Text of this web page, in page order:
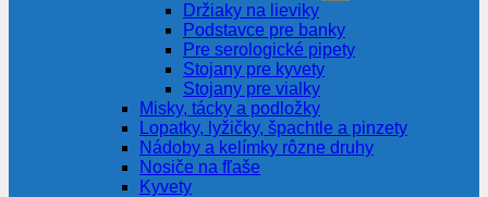
Držiaky na lieviky
Podstavce pre banky
Pre serologické pipety
Stojany pre kyvety
Stojany pre vialky
Misky, tácky a podložky
Lopatky, lyžičky, špachtle a pinzety
Nádoby a kelímky rôzne druhy
Nosiče na fľaše
Kyvety